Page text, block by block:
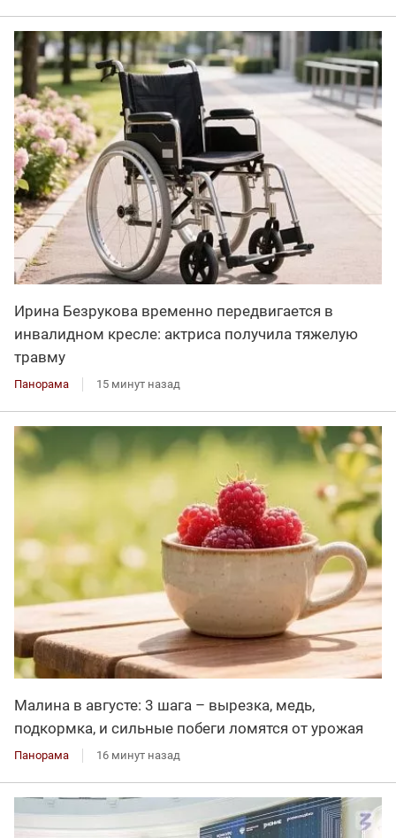
Ирина Безрукова временно передвигается в
инвалидном кресле: актриса получила тяжелую
травму
Панорама 15 минут назад
Малина в августе: 3 шага – вырезка, медь,
подкормка, и сильные побеги ломятся от урожая
Панорама 16 минут назад